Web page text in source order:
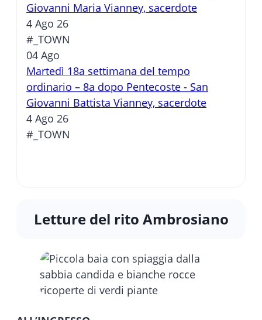
Giovanni Maria Vianney, sacerdote
4 Ago 26
#_TOWN
04 Ago
Martedì 18a settimana del tempo
ordinario – 8a dopo Pentecoste - San
Giovanni Battista Vianney, sacerdote
4 Ago 26
#_TOWN
Letture del rito Ambrosiano